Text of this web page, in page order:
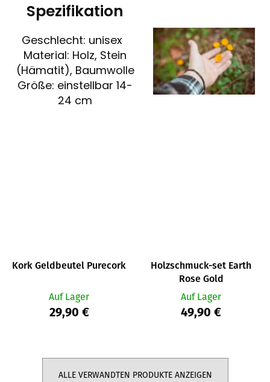
Spezifikation
Geschlecht: unisex
Material: Holz, Stein
(Hämatit), Baumwolle
Größe: einstellbar 14-
24 cm
Kork Geldbeutel Purecork
Auf Lager
29,90 €
Holzschmuck-set Earth
Rose Gold
Auf Lager
49,90 €
ALLE VERWANDTEN PRODUKTE ANZEIGEN